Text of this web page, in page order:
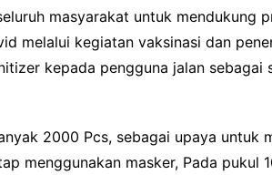
masyarakat untuk mendukung
melalui kegiatan vaksinasi dan
kepada pengguna jalan sebagai
2000 Pcs, sebagai upaya untuk
menggunakan masker, Pada pukul